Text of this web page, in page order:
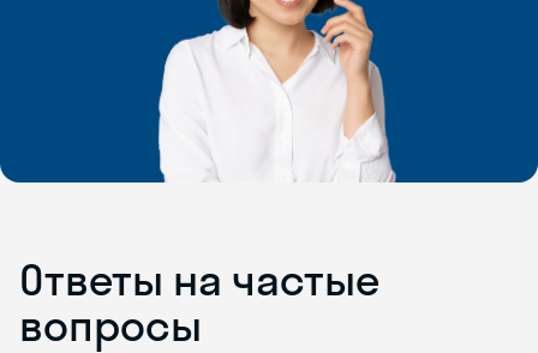
Ответы на частые
вопросы